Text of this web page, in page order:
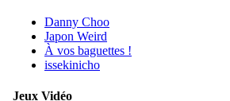
Danny Choo
Japon Weird
À vos baguettes !
issekinicho
Jeux Vidéo